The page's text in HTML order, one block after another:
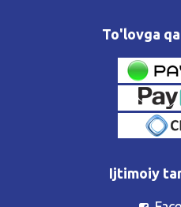
To'lovga
Ijtimoiy